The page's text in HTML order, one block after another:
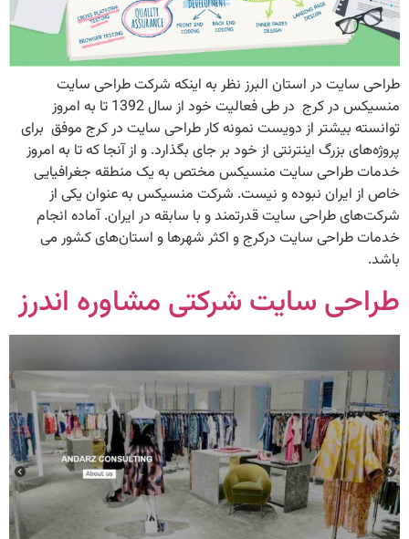
طراحی سایت در استان البرز نظر به اینکه شرکت طراحی سایت
منسیکس در کرج در طی فعالیت خود از سال 1392 تا به امروز
توانسته بیشتر از دویست نمونه کار طراحی سایت در کرج موفق برای
پروژه‌های بزرگ اینترنتی از خود بر جای بگذارد. و از آنجا که تا به امروز
خدمات طراحی سایت منسیکس مختص به یک منطقه جغرافیایی
خاص از ایران نبوده و نیست‌. شرکت منسیکس به عنوان یکی از
شرکت‌های طراحی سایت قدرتمند و با سابقه در ایران. آماده انجام
خدمات طراحی سایت درکرج و اکثر شهرها و استان‌های کشور می‌
باشد.
طراحی سایت شرکتی مشاوره اندرز